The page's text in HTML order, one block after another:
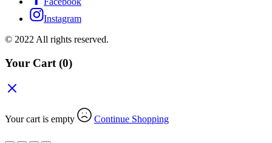
Instagram
© 2022 All rights reserved.
Your Cart (0)
Your cart is empty Continue Shopping